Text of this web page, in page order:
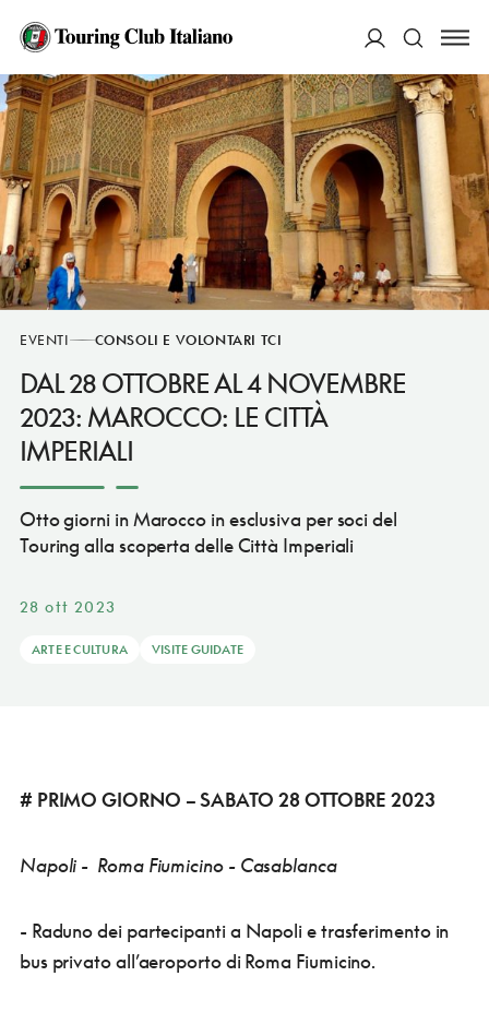
Cerca
EVENTI CONSOLI E VOLONTARI TCI
DAL 28 OTTOBRE AL 4 NOVEMBRE
2023: MAROCCO: LE CITTÀ
IMPERIALI
Otto giorni in Marocco in esclusiva per soci del
Touring alla scoperta delle Città Imperiali
28 ott 2023
ARTE E CULTURA VISITE GUIDATE
# PRIMO GIORNO – SABATO 28 OTTOBRE 2023
Napoli - Roma Fiumicino - Casablanca
- Raduno dei partecipanti a Napoli e trasferimento in
bus privato all’aeroporto di Roma Fiumicino.